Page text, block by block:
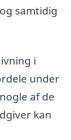
samtidig
i
under
af de
kan